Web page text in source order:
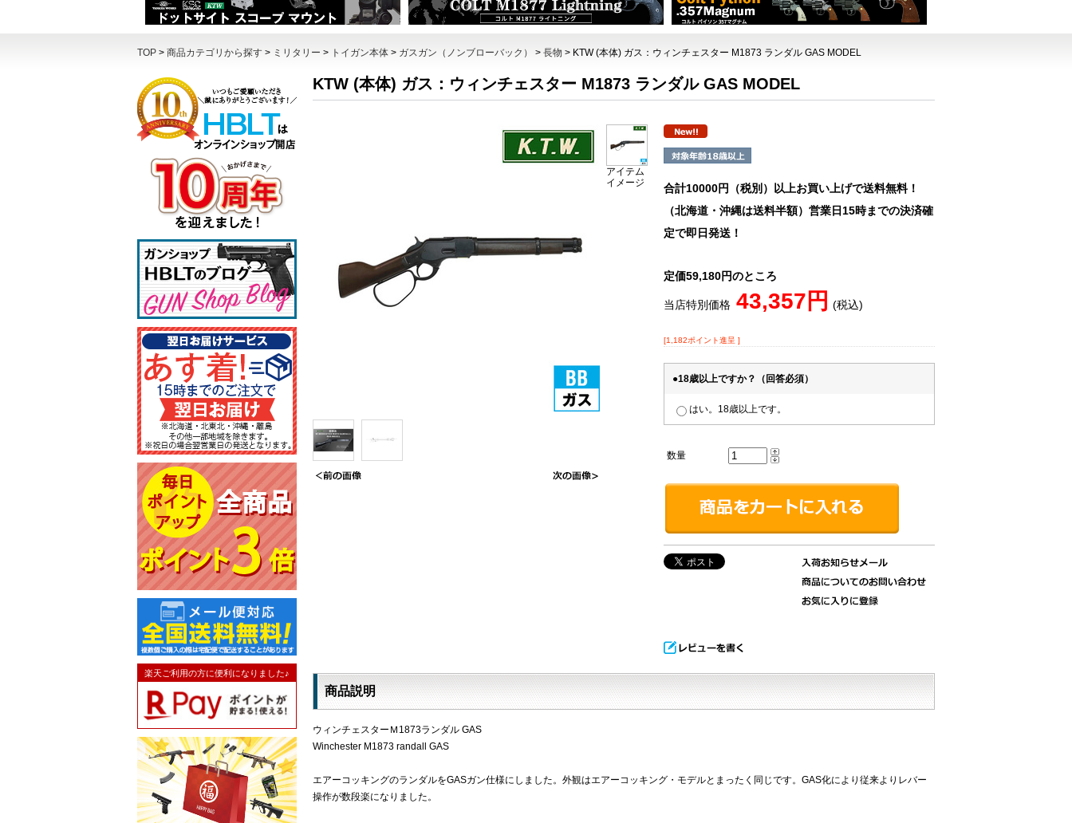
TOP > 商品カテゴリから探す > ミリタリー > トイガン本体 > ガスガン（ノンブローバック） > 長物 > KTW (本体) ガス：ウィンチェスター M1873 ランダル GAS MODEL
楽天ご利用の方に便利になりました♪
KTW (本体) ガス：ウィンチェスター M1873 ランダル GAS MODEL
合計10000円（税別）以上お買い上げで送料無料！
（北海道・沖縄は送料半額）営業日15時までの決済確
定で即日発送！
定価59,180円のところ
当店特別価格 43,357円 (税込)
[1,182ポイント進呈 ]
●18歳以上ですか？（回答必須）
はい。18歳以上です。
数量
アイテム
イメージ
商品説明
ウィンチェスターＭ1873ランダル GAS
Winchester M1873 randall GAS
エアーコッキングのランダルをGASガン仕様にしました。外観はエアーコッキング・モデルとまったく同じです。GAS化により従来よりレバー
操作が数段楽になりました。